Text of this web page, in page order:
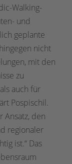
Walking-
und
geplante
nicht
mit den
zu
auch für
Pospischil.
Ansatz, den
regionaler
ist.“ Das